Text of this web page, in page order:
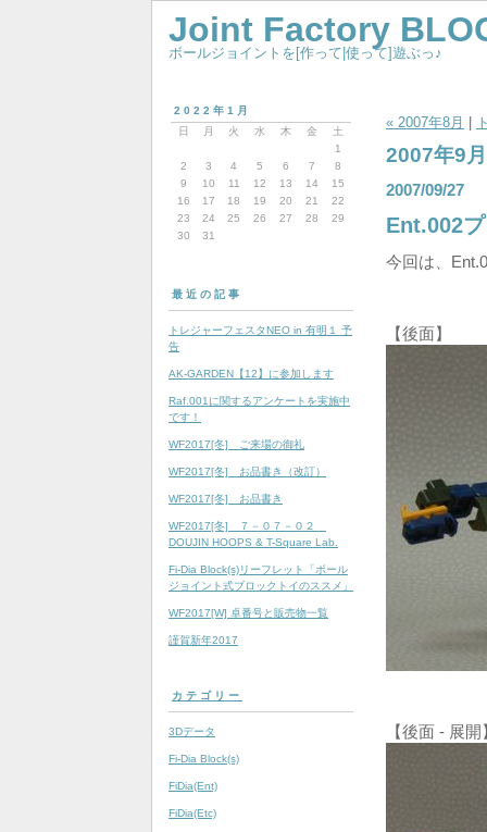
Joint Factory
ボールジョイントを[作って|使って]遊ぶっ♪
2022年1月
日
月 火 水 木 金
土
1
2
3 4 5 6 7
8
9
10 11 12 13 14
15
16
17 18 19 20 21
22
23
24 25 26 27 28
29
30
31
最近の記事
トレジャーフェスタNEO in 有明１ 予
告
AK-GARDEN【12】に参加します
Raf.001に関するアンケートを実施中
です！
WF2017[冬] ご来場の御礼
WF2017[冬] お品書き（改訂）
WF2017[冬] お品書き
WF2017[冬] ７－０７－０２
DOUJIN HOOPS & T-Square Lab.
Fi-Dia Block(s)リーフレット「ボール
ジョイント式ブロックトイのススメ」
WF2017[W] 卓番号と販売物一覧
謹賀新年2017
カテゴリー
3Dデータ
Fi-Dia Block(s)
FiDia(Ent)
FiDia(Etc)
« 2007年8月
2007年9月
2007/09/27
Ent.002
今回は、
【後面】
【後面 - 展開